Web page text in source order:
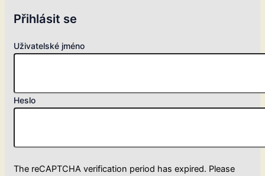
Přihlásit se
Uživatelské jméno
Heslo
The reCAPTCHA verification period has expired. Please